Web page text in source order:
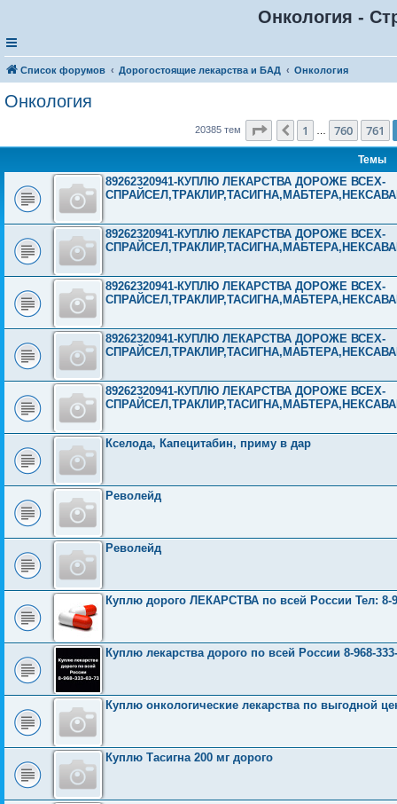
Онкология -
Список форумов Дорогостоящие лекарства и БАД Онкология
Онкология
20385 тем Страница 762из 816
Пред.
1 760 761
Темы
89262320941-КУПЛЮ ЛЕКАРСТВА ДОРОЖЕ ВСЕХ-
89262320941-КУПЛЮ ЛЕКАРСТВА ДОРОЖЕ ВСЕХ-
89262320941-КУПЛЮ ЛЕКАРСТВА ДОРОЖЕ ВСЕХ-
89262320941-КУПЛЮ ЛЕКАРСТВА ДОРОЖЕ ВСЕХ-
89262320941-КУПЛЮ ЛЕКАРСТВА ДОРОЖЕ ВСЕХ-
Кселода, Капецитабин, приму в дар
Револейд
Револейд
Куплю дорого ЛЕКАРСТВА по всей России Тел: 8-
Куплю лекарства дорого по всей России 8-968-
Куплю онкологические лекарства по выгодной
Куплю Тасигна 200 мг дорого